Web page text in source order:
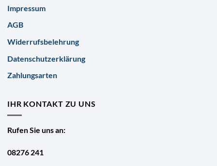
Impressum
AGB
Widerrufsbelehrung
Datenschutzerklärung
Zahlungsarten
IHR KONTAKT ZU UNS
Rufen Sie uns an:
08276 241